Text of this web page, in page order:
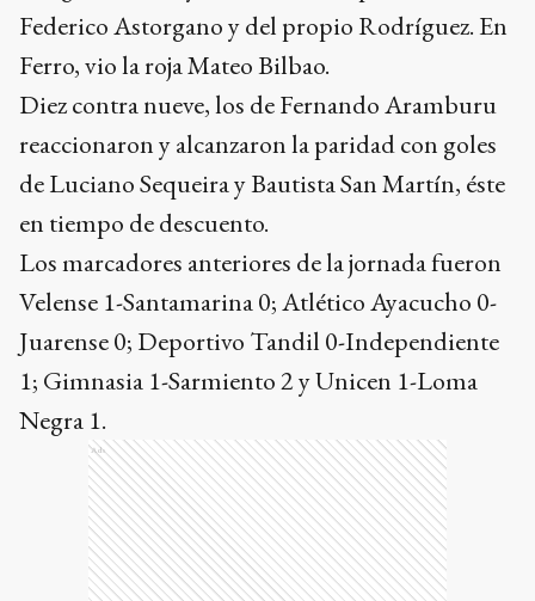
Federico Astorgano y del propio Rodríguez. En
Ferro, vio la roja Mateo Bilbao.
Diez contra nueve, los de Fernando Aramburu
reaccionaron y alcanzaron la paridad con goles
de Luciano Sequeira y Bautista San Martín, éste
en tiempo de descuento.
Los marcadores anteriores de la jornada fueron
Velense 1-Santamarina 0; Atlético Ayacucho 0-
Juarense 0; Deportivo Tandil 0-Independiente
1; Gimnasia 1-Sarmiento 2 y Unicen 1-Loma
Negra 1.
Ads